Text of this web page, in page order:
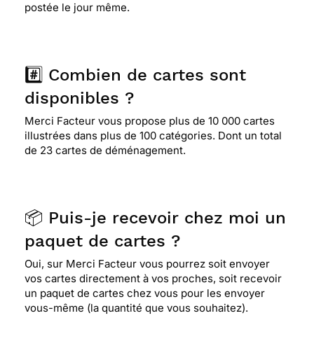
postée le jour même.
#️⃣ Combien de cartes sont
disponibles ?
Merci Facteur vous propose plus de 10 000 cartes
illustrées dans plus de 100 catégories. Dont un total
de 23 cartes de déménagement.
📦 Puis-je recevoir chez moi un
paquet de cartes ?
Oui, sur Merci Facteur vous pourrez soit envoyer
vos cartes directement à vos proches, soit recevoir
un paquet de cartes chez vous pour les envoyer
vous-même (la quantité que vous souhaitez).